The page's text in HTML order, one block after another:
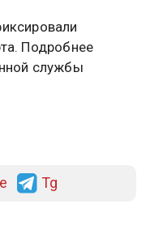
Подробнее
службы
Tg